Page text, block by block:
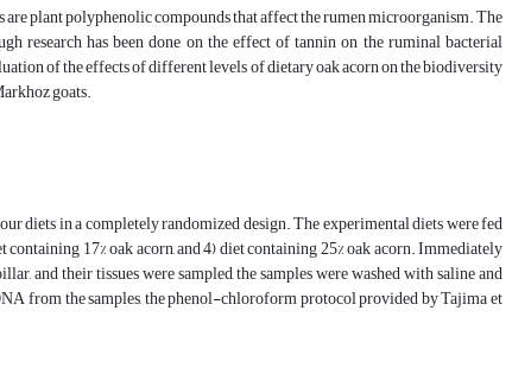
plant polyphenolic compounds that affect the rumen microorganism. The
research has been done on the effect of tannin on the ruminal bacterial
of the effects of different levels of dietary oak acorn on the biodiversity
goats.
diets in a completely randomized design. The experimental diets were fed
17% oak acorn, and 4) diet containing 25% oak acorn. Immediately
and their tissues were sampled, the samples were washed with saline and
from the samples, the phenol-chloroform protocol provided by Tajima et